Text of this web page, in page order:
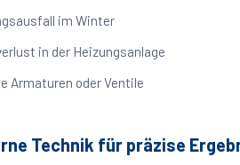
im Winter
in der Heizungsanlage
Armaturen oder Ventile
Technik für präzise